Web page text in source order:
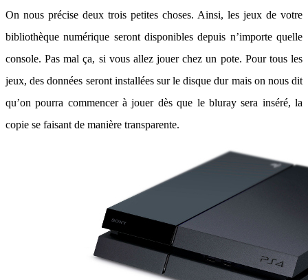
On nous précise deux trois petites choses. Ainsi, les jeux de votre
bibliothèque numérique seront disponibles depuis n’importe quelle
console. Pas mal ça, si vous allez jouer chez un pote. Pour tous les
jeux, des données seront installées sur le disque dur mais on nous dit
qu’on pourra commencer à jouer dès que le bluray sera inséré, la
copie se faisant de manière transparente.